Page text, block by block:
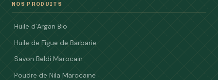
NOS PRODUITS
Huile d’Argan Bio
Huile de Figue de Barbarie
Savon Beldi Marocain
Poudre de Nila Marocaine